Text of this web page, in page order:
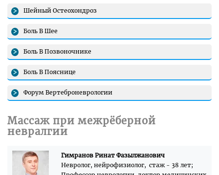
Массаж при межрёберной
невралгии
Гимранов Ринат Фазылжанович
Невролог, нейрофизиолог, стаж - 38 лет;
Шейный Остеохондроз
Боль В Шее
Боль В Позвоночнике
Боль В Пояснице
Форум Вертеброневрологии